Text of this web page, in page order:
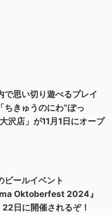
で思い切り遊べるプレイ
ちきゅうのにわ‟ぽっ
沢店」が11月1日にオープ
ビールイベント
Oktoberfest 2024』
日に開催されるぞ！